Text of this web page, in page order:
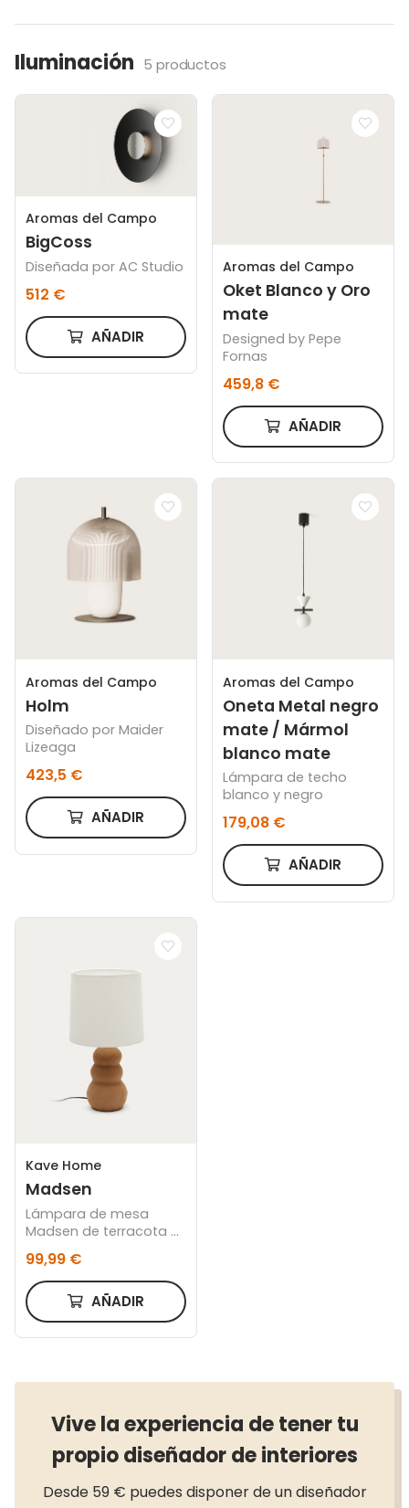
Iluminación 5 productos
Aromas del Campo
BigCoss
Diseñada por AC Studio
512 €
AÑADIR
Aromas del Campo
Oket Blanco y Oro
mate
Designed by Pepe
Fornas
459,8 €
AÑADIR
Aromas del Campo
Holm
Diseñado por Maider
Lizeaga
423,5 €
AÑADIR
Aromas del Campo
Oneta Metal negro
mate / Mármol
blanco mate
Lámpara de techo
blanco y negro
179,08 €
AÑADIR
Kave Home
Madsen
Lámpara de mesa
Madsen de terracota y
99,99 €
AÑADIR
Vive la experiencia de tener tu
propio diseñador de interiores
Desde 59 € puedes disponer de un diseñador